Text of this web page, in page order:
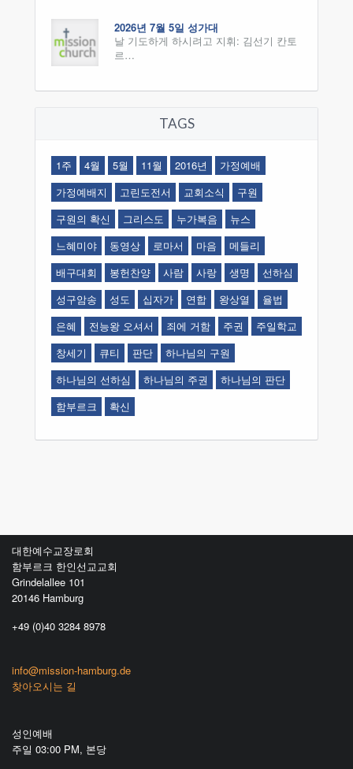
2026년 7월 5일 성가대
날 기도하게 하시려고 지휘: 김선기 칸토
르…
TAGS
1주 4월 5월 11월 2016년
가정예배
가정예배지
고린도전서 교회소식
구원
구원의 확신
그리스도 누가복음
뉴스
느혜미야
동영상 로마서 마음
메들리
배구대회
봉헌찬양 사람 사랑 생명
선하심
성구암송
성도 십자가 연합 왕상열
율법
은혜
전능왕 오셔서 죄에 거함 주권
주일학교
창세기
큐티 판단
하나님의 구원
하나님의 선하심
하나님의 주권
하나님의 판단
함부르크
확신
대한예수교장로회
함부르크 한인선교교회
Grindelallee 101
20146 Hamburg
+49 (0)40 3284 8978
info@mission-hamburg.de
찾아오시는 길
성인예배
주일 03:00 PM, 본당